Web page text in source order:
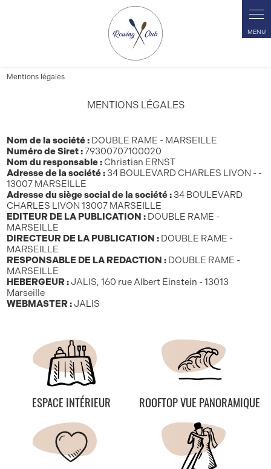
Mentions légales
MENTIONS LÉGALES
Nom de la société : DOUBLE RAME - MARSEILLE
Numéro de Siret :79300707100020
Nom du responsable :Christian ERNST
Adresse de la société : 34 BOULEVARD CHARLES LIVON - -
13007 MARSEILLE
Adresse du siège social de la société : 34 BOULEVARD
CHARLES LIVON 13007 MARSEILLE
EDITEUR DE LA PUBLICATION : DOUBLE RAME -
MARSEILLE
DIRECTEUR DE LA PUBLICATION : DOUBLE RAME -
MARSEILLE
RESPONSABLE DE LA REDACTION : DOUBLE RAME -
MARSEILLE
HEBERGEUR : JALIS, 160 rue Albert Einstein - 13013
Marseille
WEBMASTER : JALIS
ESPACE INTÉRIEUR ROOFTOP VUE PANORAMIQUE
Panneau de gestion des cookies